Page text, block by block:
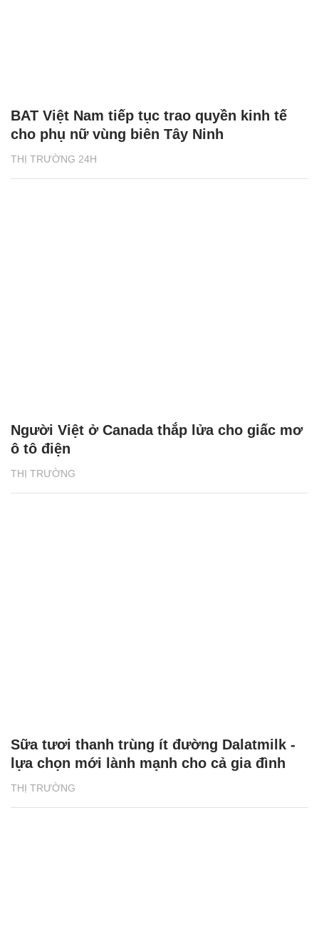
THỊ TRƯỜNG 24H
BAT Việt Nam tiếp tục trao quyền kinh tế
cho phụ nữ vùng biên Tây Ninh
THỊ TRƯỜNG
Người Việt ở Canada thắp lửa cho giấc mơ
ô tô điện
THỊ TRƯỜNG
Sữa tươi thanh trùng ít đường Dalatmilk -
lựa chọn mới lành mạnh cho cả gia đình